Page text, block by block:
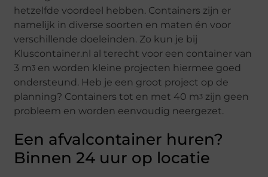
hetzelfde voordeel hebben. Containers zijn er
namelijk in diverse soorten en maten én voor
verschillende doeleinden. Zo kun je bij
Kluscontainer.nl al terecht voor een container van
3 mᶾ en worden kleine projecten hiermee goed
ondersteund. Heb je een groot project op de
planning? Containers tot en met 40 mᶾ zijn geen
probleem en worden eenvoudig neergezet.
Een afvalcontainer huren?
Binnen 24 uur op locatie